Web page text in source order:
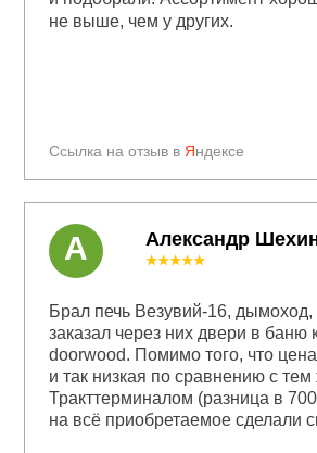
Ссылка на отзыв в Яндексе
не выше, чем у других.
Александр
★★★★★
Брал печь Везувий-16,
заказал через них двери в баню
doorwood. Помимо того, что
и так низкая по сравнению с
Тракттерминалом (разница в
на всё приобретаемое сделали
А